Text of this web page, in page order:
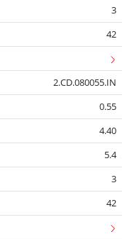
3
42
2.CD.080055.IN
0.55
4.40
5.4
3
42